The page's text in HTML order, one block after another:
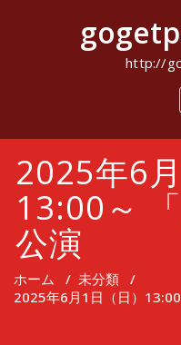
キ
http://
2025年6
13:00～
公演
ホーム / 未分類 /
2025年6月1日（日）